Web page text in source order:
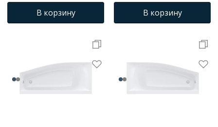
В корзину В корзину